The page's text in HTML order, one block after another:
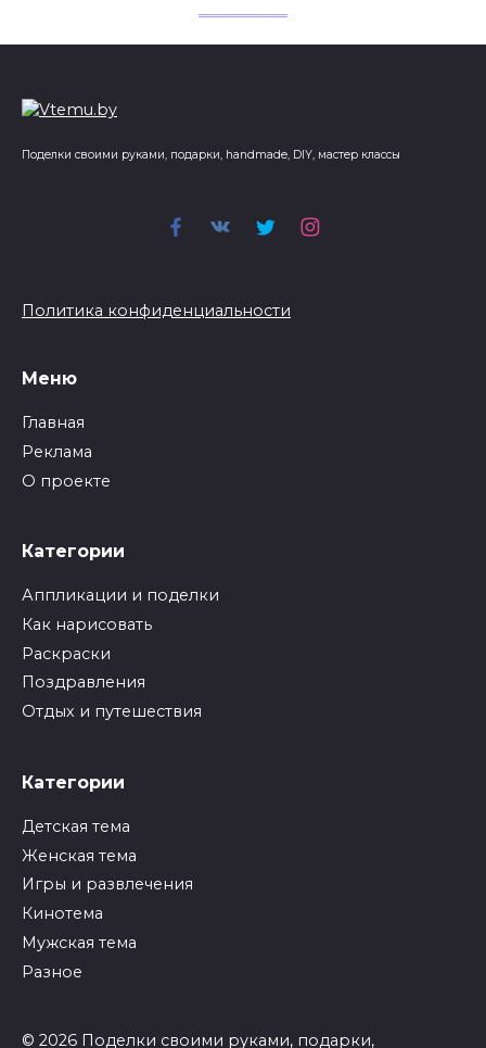
Поделки своими руками, подарки, handmade, DIY, мастер классы
Политика конфиденциальности
Меню
Главная
Реклама
О проекте
Категории
Аппликации и поделки
Как нарисовать
Раскраски
Поздравления
Отдых и путешествия
Категории
Детская тема
Женская тема
Игры и развлечения
Кинотема
Мужская тема
Разное
© 2026 Поделки своими руками, подарки,